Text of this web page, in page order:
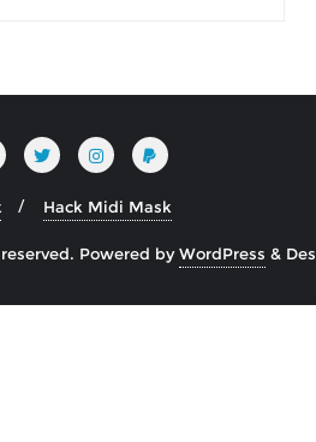
Hack Midi Mask
Powered byWordPress &